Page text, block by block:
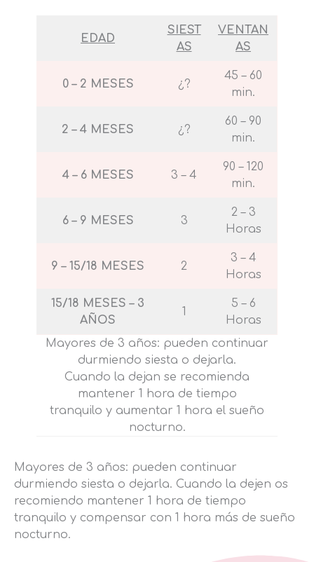
EDAD
SIEST
AS
VENTAN
AS
0 – 2 MESES ¿?
45 – 60
min.
2 – 4 MESES ¿?
60 – 90
min.
4 – 6 MESES 3 – 4
90 – 120
min.
6 – 9 MESES 3
2 – 3
Horas
9 – 15/18 MESES 2
3 – 4
Horas
15/18 MESES – 3
AÑOS
5 – 6
Horas
Mayores de 3 años: pueden continuar
durmiendo siesta o dejarla.
Cuando la dejan se recomienda
mantener 1 hora de tiempo
tranquilo y aumentar 1 hora el sueño
nocturno.
Mayores de 3 años: pueden continuar
durmiendo siesta o dejarla. Cuando la dejen os
recomiendo mantener 1 hora de tiempo
tranquilo y compensar con 1 hora más de sueño
nocturno.